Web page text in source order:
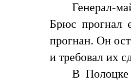
Генерал-
Брюс прогнал
прогнан. Он
и требовал их
В